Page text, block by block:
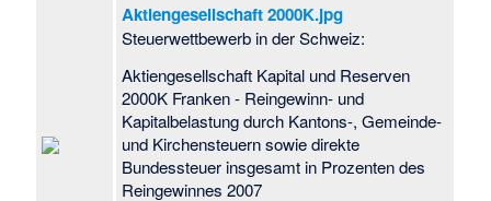
Aktiengesellschaft 2000K.jpg
Steuerwettbewerb in der Schweiz:
Aktiengesellschaft Kapital und Reserven
2000K Franken - Reingewinn- und
Kapitalbelastung durch Kantons-, Gemeinde-
und Kirchensteuern sowie direkte
Bundessteuer insgesamt in Prozenten des
Reingewinnes 2007